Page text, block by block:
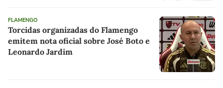
FLAMENGO
Torcidas organizadas do Flamengo
emitem nota oficial sobre José Boto e
Leonardo Jardim